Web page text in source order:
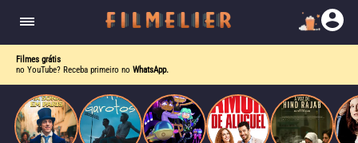
Filmes grátis
no YouTube? Receba primeiro no WhatsApp.
Paris
obras-primas, participa de festas e busca romance